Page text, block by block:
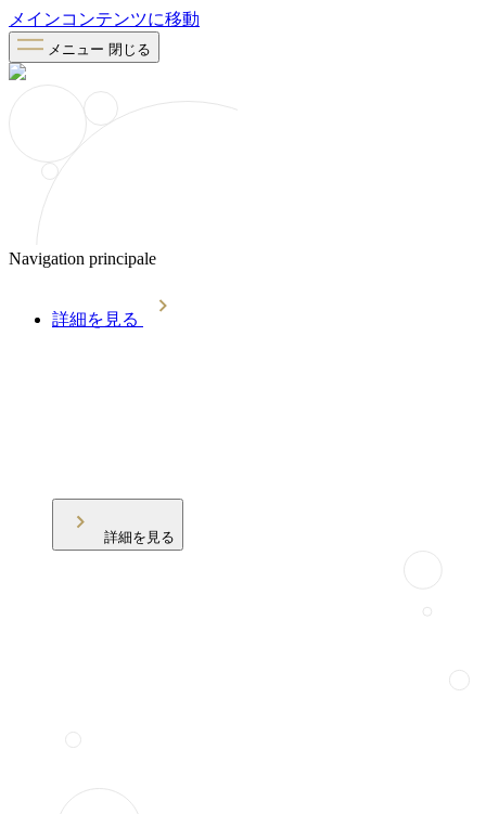
メインコンテンツに移動
メニュー 閉じる
Navigation principale
詳細を見る
詳細を見る